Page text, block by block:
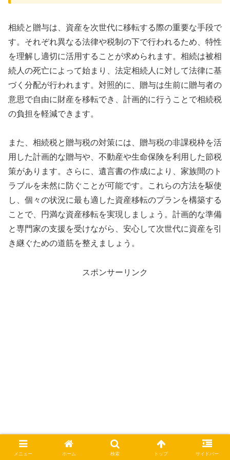
相続と贈与は、資産を次世代に移転する際の重要な手段で
す。それぞれ異なる法律や税制の下で行われるため、特性
を理解し適切に活用することが求められます。相続は被相
続人の死亡によって始まり、法定相続人に対して法律に基
づく分配が行われます。対照的に、贈与は生前に贈与者の
意思で自由に財産を移転でき、計画的に行うことで相続税
の負担を軽減できます。
また、相続税と贈与税の対策には、贈与税の非課税枠を活
用した計画的な贈与や、不動産や生命保険を利用した節税
策があります。さらに、遺言書の作成により、家族間のト
ラブルを未然に防ぐことが可能です。これらの方法を駆使
し、個々の状況に最も適した資産移転のプランを構築する
ことで、円満な資産移転を実現しましょう。計画的な準備
と専門家の支援を受けながら、安心して次世代に資産を引
き継ぐための道筋を整えましょう。
スポンサーリンク
メニュー ホーム 検索 トップ サイドバー